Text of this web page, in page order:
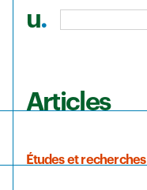
u.
Articles
Études et recherches